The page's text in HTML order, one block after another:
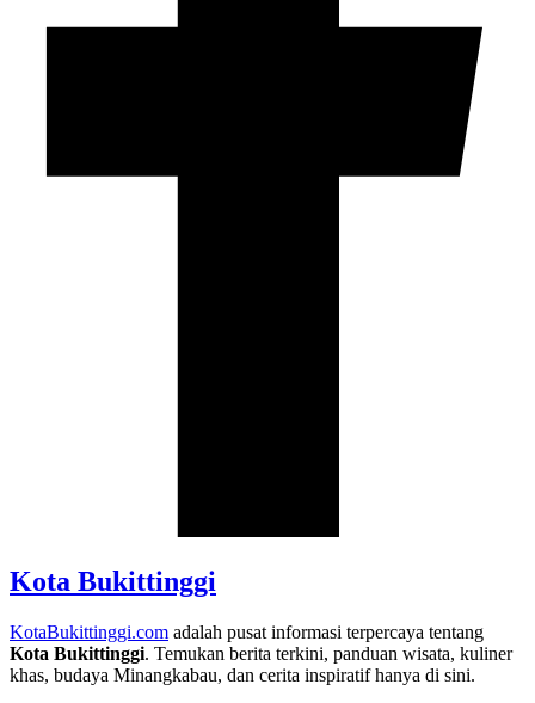
Kota Bukittinggi
KotaBukittinggi.com adalah pusat informasi terpercaya tentang
Kota Bukittinggi. Temukan berita terkini, panduan wisata, kuliner
khas, budaya Minangkabau, dan cerita inspiratif hanya di sini.